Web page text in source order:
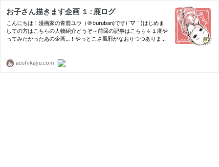
お子さん描きます企画 １ : 鹿ログ
こんにちは！漫画家の青鹿ユウ（＠buruban)です(´▽｀)はじめま
しての方はこちらの人物紹介どうぞ～前回の記事はこちら↓１度や
ってみたかったあの企画…！やっとこさ風邪がなおりつつあります
aoshikayu.com